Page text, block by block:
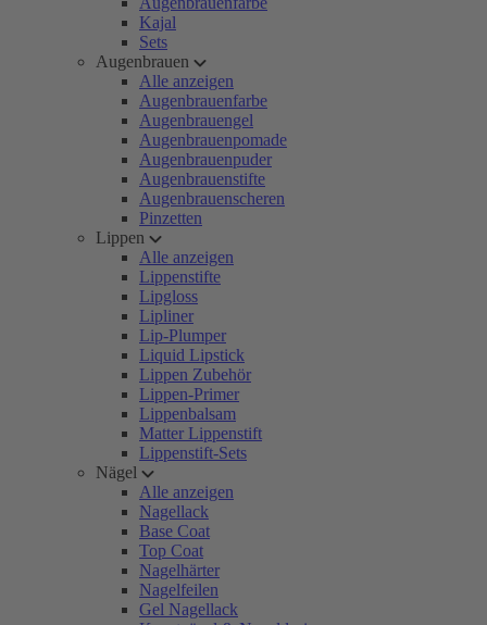
Kajal
Sets
Augenbrauen
Alle anzeigen
Augenbrauenfarbe
Augenbrauengel
Augenbrauenpomade
Augenbrauenpuder
Augenbrauenstifte
Augenbrauenscheren
Pinzetten
Lippen
Alle anzeigen
Lippenstifte
Lipgloss
Lipliner
Lip-Plumper
Liquid Lipstick
Lippen Zubehör
Lippen-Primer
Lippenbalsam
Matter Lippenstift
Lippenstift-Sets
Nägel
Alle anzeigen
Nagellack
Base Coat
Top Coat
Nagelhärter
Nagelfeilen
Gel Nagellack